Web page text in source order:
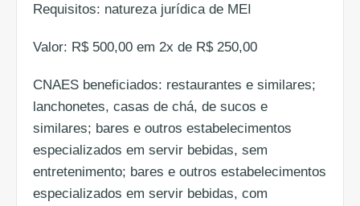
Requisitos: natureza jurídica de MEI
Valor: R$ 500,00 em 2x de R$ 250,00
CNAES beneficiados: restaurantes e similares;
lanchonetes, casas de chá, de sucos e
similares; bares e outros estabelecimentos
especializados em servir bebidas, sem
entretenimento; bares e outros estabelecimentos
especializados em servir bebidas, com